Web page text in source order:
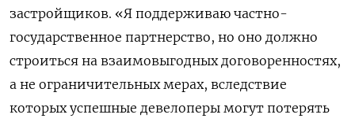
застройщиков. «Я поддерживаю частно-
государственное партнерство, но оно должно
строиться на взаимовыгодных договоренностях,
а не ограничительных мерах, вследствие
которых успешные девелоперы могут потерять